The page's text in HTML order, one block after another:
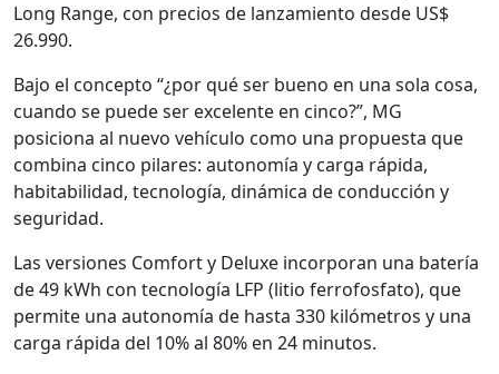
Long Range, con precios de lanzamiento desde US$
26.990.
Bajo el concepto “¿por qué ser bueno en una sola cosa,
cuando se puede ser excelente en cinco?”, MG
posiciona al nuevo vehículo como una propuesta que
combina cinco pilares: autonomía y carga rápida,
habitabilidad, tecnología, dinámica de conducción y
seguridad.
Las versiones Comfort y Deluxe incorporan una batería
de 49 kWh con tecnología LFP (litio ferrofosfato), que
permite una autonomía de hasta 330 kilómetros y una
carga rápida del 10% al 80% en 24 minutos.